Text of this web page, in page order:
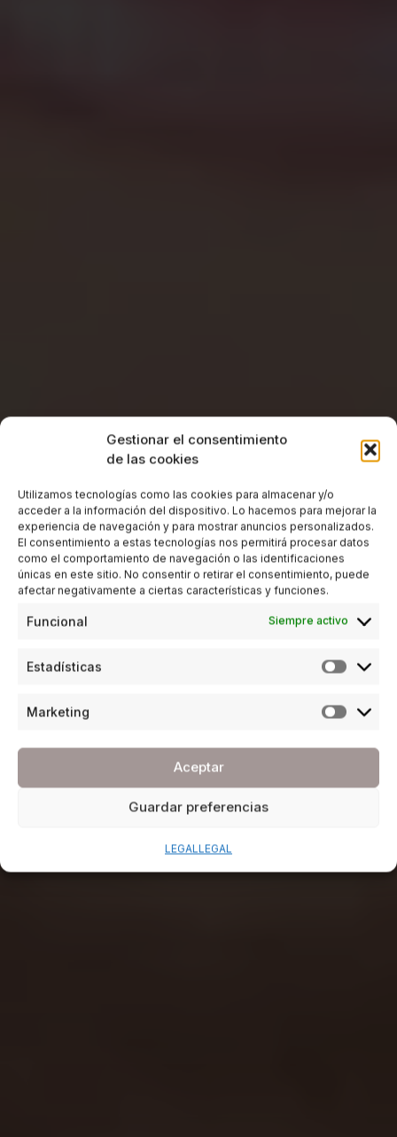
Gestionar el consentimiento
de las cookies
Utilizamos tecnologías como las cookies para almacenar y/o
acceder a la información del dispositivo. Lo hacemos para mejorar la
experiencia de navegación y para mostrar anuncios personalizados.
El consentimiento a estas tecnologías nos permitirá procesar datos
como el comportamiento de navegación o las identificaciones
únicas en este sitio. No consentir o retirar el consentimiento, puede
afectar negativamente a ciertas características y funciones.
Funcional Siempre activo
Estadísticas
Marketing
Aceptar
Guardar preferencias
LEGALLEGAL